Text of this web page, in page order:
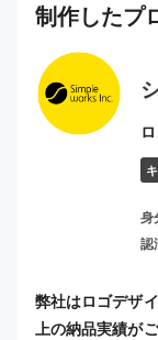
制作したプ
身
認
弊社はロゴデザ
上の納品実績が